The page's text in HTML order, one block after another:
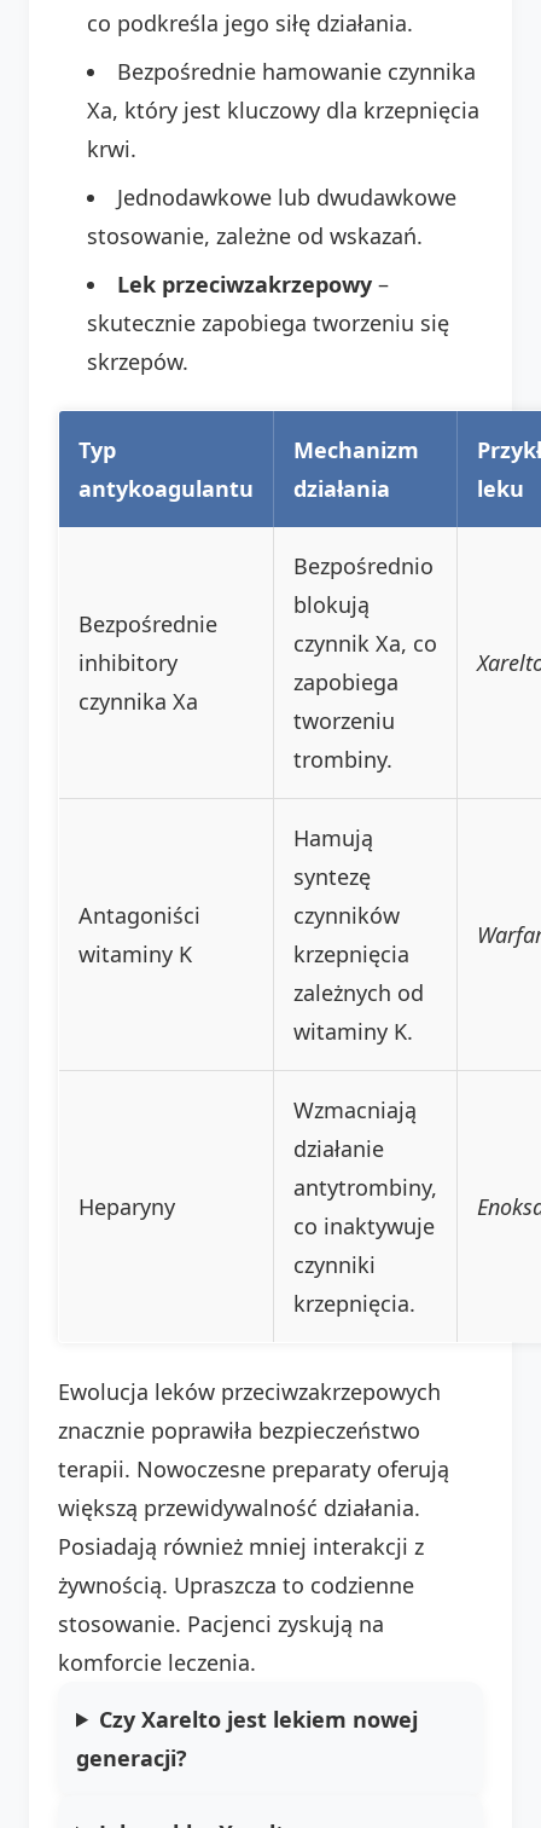
co podkreśla jego siłę działania.
Bezpośrednie hamowanie czynnika
Xa, który jest kluczowy dla krzepnięcia
krwi.
Jednodawkowe lub dwudawkowe
stosowanie, zależne od wskazań.
Lek przeciwzakrzepowy –
skutecznie zapobiega tworzeniu się
skrzepów.
Typ
antykoagulantu
Mechanizm
działania
leku
Bezpośrednie
inhibitory
czynnika Xa
Bezpośrednio
blokują
czynnik Xa, co
zapobiega
tworzeniu
trombiny.
Antagoniści
witaminy K
Hamują
syntezę
czynników
krzepnięcia
zależnych od
witaminy K.
Heparyny
Wzmacniają
działanie
antytrombiny,
co inaktywuje
czynniki
krzepnięcia.
Ewolucja leków przeciwzakrzepowych
znacznie poprawiła bezpieczeństwo
terapii. Nowoczesne preparaty oferują
większą przewidywalność działania.
Posiadają również mniej interakcji z
żywnością. Upraszcza to codzienne
stosowanie. Pacjenci zyskują na
komforcie leczenia.
Czy Xarelto jest lekiem nowej
generacji?